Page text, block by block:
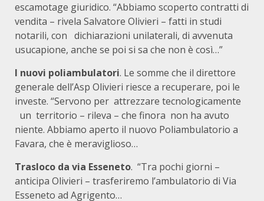
escamotage giuridico. “Abbiamo scoperto contratti di
vendita – rivela Salvatore Olivieri – fatti in studi
notarili, con dichiarazioni unilaterali, di avvenuta
usucapione, anche se poi si sa che non è così…”
I nuovi poliambulatori. Le somme che il direttore
generale dell’Asp Olivieri riesce a recuperare, poi le
investe. “Servono per attrezzare tecnologicamente
un territorio – rileva – che finora non ha avuto
niente. Abbiamo aperto il nuovo Poliambulatorio a
Favara, che è meraviglioso…
Trasloco da via Esseneto. “Tra pochi giorni –
anticipa Olivieri – trasferiremo l’ambulatorio di Via
Esseneto ad Agrigento…